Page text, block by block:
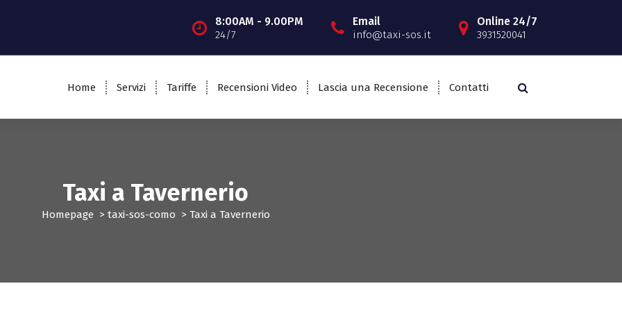
8:00AM - 9.00PM
24/7
Email
info@taxi-sos.it
Online 24/7
3931520041
Home Servizi Tariffe Recensioni Video Lascia una Recensione Contatti
Taxi a Tavernerio
Homepage > taxi-sos-como > Taxi a Tavernerio